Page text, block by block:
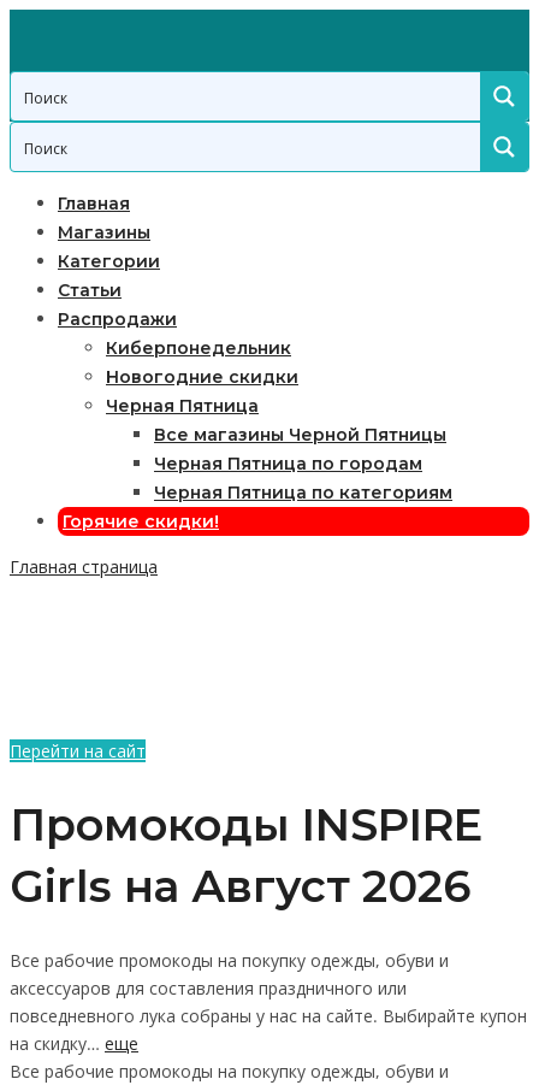
Главная
Магазины
Категории
Статьи
Распродажи
Киберпонедельник
Новогодние скидки
Черная Пятница
Все магазины Черной Пятницы
Черная Пятница по городам
Черная Пятница по категориям
Горячие скидки!
Главная страница
Перейти на сайт
Промокоды INSPIRE
Girls на Август 2026
Все рабочие промокоды на покупку одежды, обуви и
аксессуаров для составления праздничного или
повседневного лука собраны у нас на сайте. Выбирайте купон
на скидку… еще
Все рабочие промокоды на покупку одежды, обуви и